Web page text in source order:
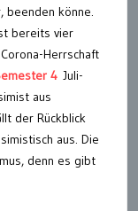
beenden könne.
bereits vier
Herrschaft
4 Juli-
aus
der Rückblick
aus. Die
denn es gibt